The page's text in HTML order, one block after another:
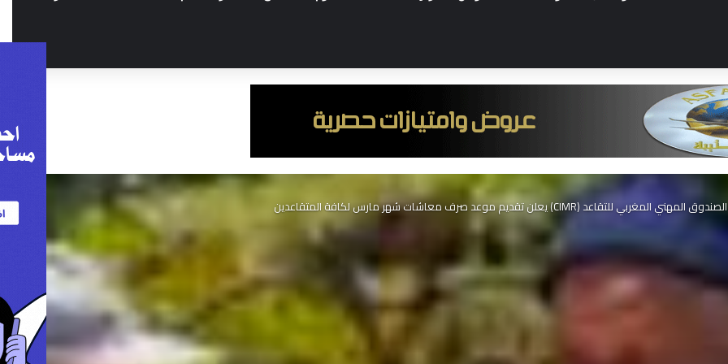
الصندوق المهني المغربي للتقاعد (CIMR) يعلن تقديم موعد صرف معاشات شهر مارس لكافة المتقاعدين